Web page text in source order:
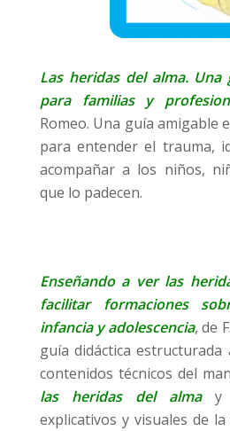
Las heridas del alma.
para familias y
Romeo. Una guía amigable
para entender el trauma,
acompañar a los niños,
que lo padecen.
Enseñando a ver las
facilitar formaciones
infancia y adolescencia, de
guía didáctica estructurada
contenidos técnicos del
las heridas del almay
explicativos y visuales de